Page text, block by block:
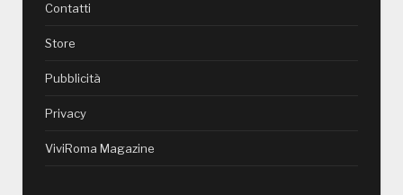
Contatti
Store
Pubblicità
Privacy
ViviRoma Magazine